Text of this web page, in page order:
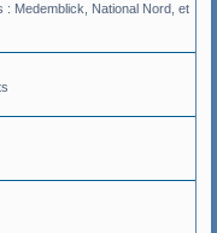
Medemblick, National Nord, et